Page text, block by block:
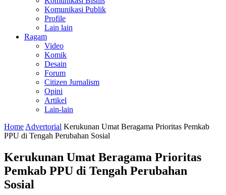
Komunikasi Publik
Profile
Lain lain
Ragam
Video
Komik
Desain
Forum
Citizen Jurnalism
Opini
Artikel
Lain-lain
Home Advertorial Kerukunan Umat Beragama Prioritas Pemkab
PPU di Tengah Perubahan Sosial
Kerukunan Umat Beragama Prioritas
Pemkab PPU di Tengah Perubahan
Sosial